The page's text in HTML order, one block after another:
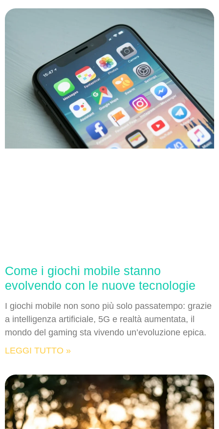
Come i giochi mobile stanno
evolvendo con le nuove tecnologie
I giochi mobile non sono più solo passatempo: grazie
a intelligenza artificiale, 5G e realtà aumentata, il
mondo del gaming sta vivendo un’evoluzione epica.
LEGGI TUTTO »